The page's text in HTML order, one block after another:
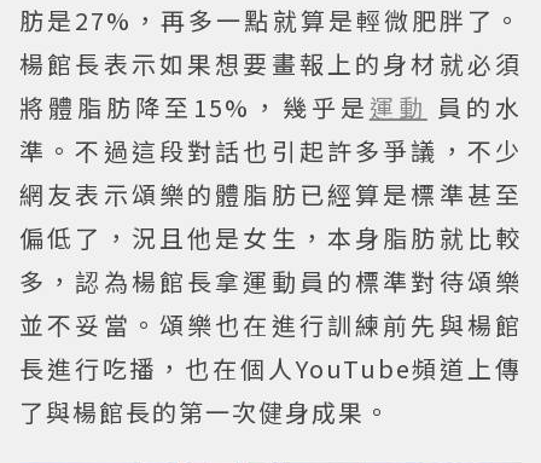
肪是27%，再多一點就算是輕微肥胖了。
楊館長表示如果想要畫報上的身材就必須
將體脂肪降至15%，幾乎是 運動 員的水
準。不過這段對話也引起許多爭議，不少
網友表示頌樂的體脂肪已經算是標準甚至
偏低了，況且他是女生，本身脂肪就比較
多，認為楊館長拿運動員的標準對待頌樂
並不妥當。頌樂也在進行訓練前先與楊館
長進行吃播，也在個人YouTube頻道上傳
了與楊館長的第一次健身成果。